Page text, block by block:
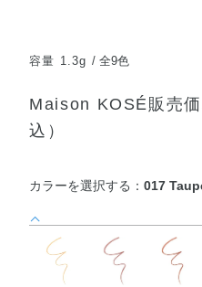
容量 1.3g 全9色
Maison KOSÉ販売
込）
カラーを選択する：017